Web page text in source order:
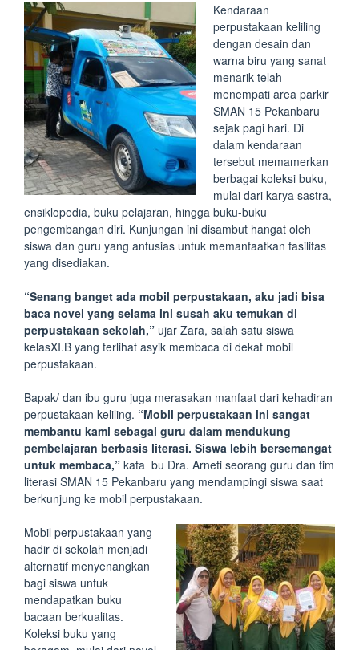
Kendaraan
perpustakaan keliling
dengan desain dan
warna biru yang sanat
menarik telah
menempati area parkir
SMAN 15 Pekanbaru
sejak pagi hari. Di
dalam kendaraan
tersebut memamerkan
berbagai koleksi buku,
mulai dari karya sastra,
ensiklopedia, buku pelajaran, hingga buku-buku
pengembangan diri. Kunjungan ini disambut hangat oleh
siswa dan guru yang antusias untuk memanfaatkan fasilitas
yang disediakan.
“Senang banget ada mobil perpustakaan, aku jadi bisa
baca novel yang selama ini susah aku temukan di
perpustakaan sekolah,” ujar Zara, salah satu siswa
kelasXI.B yang terlihat asyik membaca di dekat mobil
perpustakaan.
Bapak/ dan ibu guru juga merasakan manfaat dari kehadiran
perpustakaan keliling. “Mobil perpustakaan ini sangat
membantu kami sebagai guru dalam mendukung
pembelajaran berbasis literasi. Siswa lebih bersemangat
untuk membaca,” kata bu Dra. Arneti seorang guru dan tim
literasi SMAN 15 Pekanbaru yang mendampingi siswa saat
berkunjung ke mobil perpustakaan.
Mobil perpustakaan yang
hadir di sekolah menjadi
alternatif menyenangkan
bagi siswa untuk
mendapatkan buku
bacaan berkualitas.
Koleksi buku yang